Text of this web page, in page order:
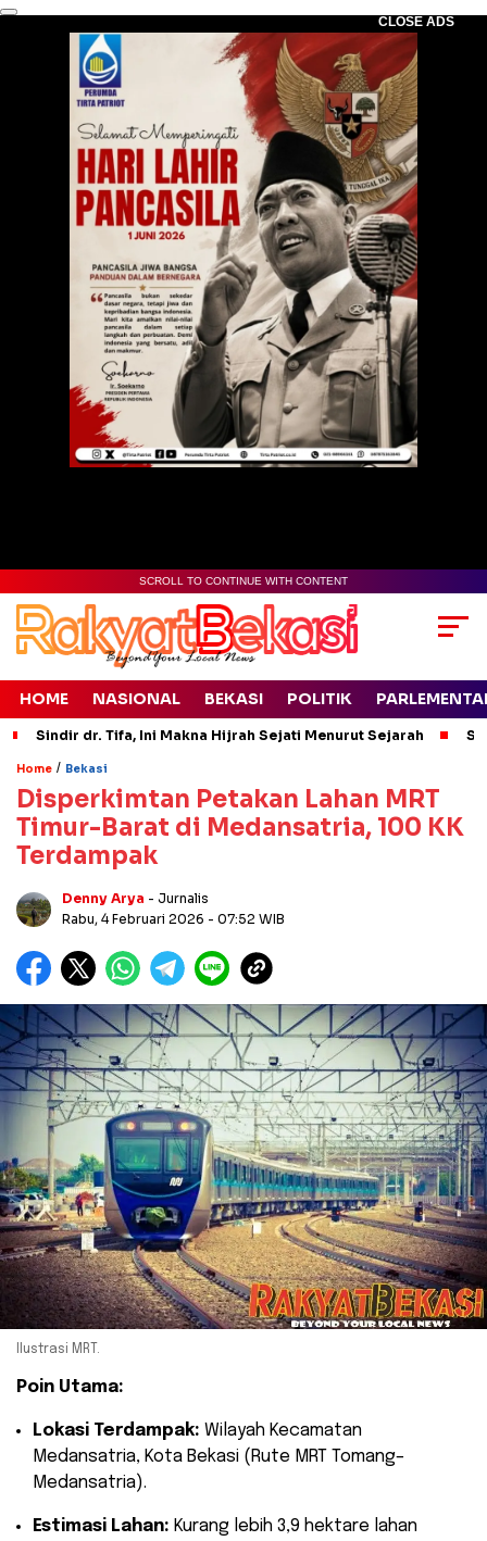
CLOSE ADS
SCROLL TO CONTINUE WITH CONTENT
HOME NASIONAL BEKASI POLITIK
Sindir dr. Tifa, Ini Makna Hijrah Sejati Menurut Sejarah
Home / Bekasi
Disperkimtan Petakan Lahan MRT
Timur-Barat di Medansatria, 100 KK
Terdampak
Denny Arya - Jurnalis
Rabu, 4 Februari 2026 - 07:52 WIB
Ilustrasi MRT.
Poin Utama:
Lokasi Terdampak: Wilayah Kecamatan
Medansatria, Kota Bekasi (Rute MRT Tomang–
Medansatria).
Estimasi Lahan: Kurang lebih 3,9 hektare lahan